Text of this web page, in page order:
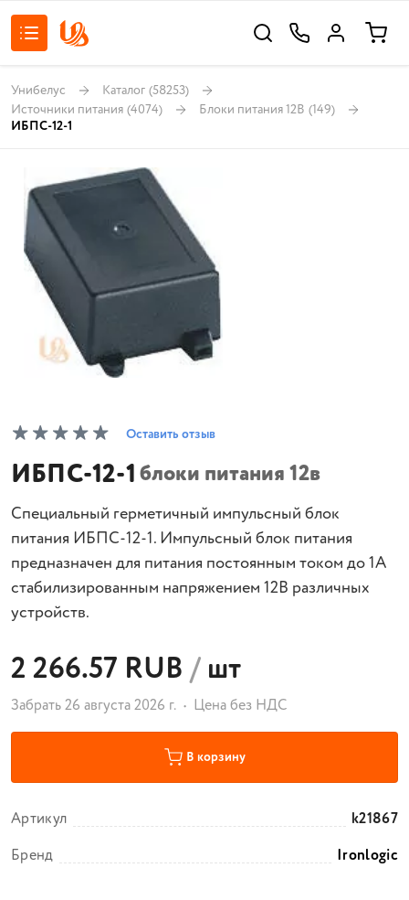
Унибелус Каталог (58253)
Источники питания (4074) Блоки питания 12В (149)
ИБПС-12-1
Оставить отзыв
ИБПС-12-1блоки питания 12в
Специальный герметичный импульсный блок
питания ИБПС-12-1. Импульсный блок питания
предназначен для питания постоянным током до 1А
стабилизированным напряжением 12В различных
устройств.
2 266.57 RUB/шт
Забрать 26 августа 2026 г. Цена без НДС
В корзину
Артикул
k21867
Бренд
Ironlogic